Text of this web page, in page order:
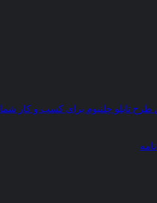
طرح تابلو چلنیوم برای کسب و کار شما